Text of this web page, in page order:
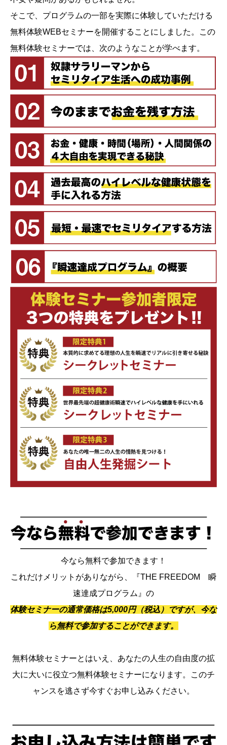
そこで、プログラムの一部を実際に体験していただける
無料体験WEBセミナーを開催することにしました。この
無料体験セミナーでは、次のようなことが学べます。
今なら無料で参加できます！
これだけメリットがありながら、『THE FREEDOM 瞬
速達成プログラム』の
体験セミナーの通常価格は5,000円（税込）ですが、今な
ら無料で参加することができます。
無料体験セミナーとはいえ、あなたの人生の自由度の拡
大に大いに役立つ無料体験セミナーになります。このチ
ャンスを逃さず今すぐお申し込みください。